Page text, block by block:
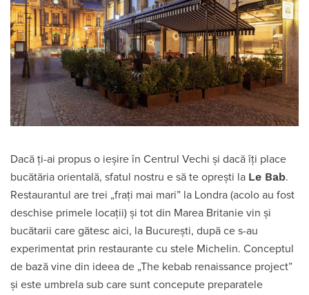
Dacă ți-ai propus o ieșire în Centrul Vechi și dacă îți place
bucătăria orientală, sfatul nostru e să te oprești la Le Bab.
Restaurantul are trei „frați mai mari” la Londra (acolo au fost
deschise primele locații) și tot din Marea Britanie vin și
bucătarii care gătesc aici, la București, după ce s-au
experimentat prin restaurante cu stele Michelin. Conceptul
de bază vine din ideea de „The kebab renaissance project”
și este umbrela sub care sunt concepute preparatele